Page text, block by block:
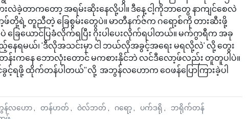
ခဲ့တာကတော့ အရမ်းဆိုးနေလို့ပါ။ ဒီနေ့ ငါ့ကိုဘာတွေ နာကျင်စေလဲ
ဖ်တို့ရဲ့ တူညီတဲ့ ခြေစွမ်းတွေပဲ။ မာတီနက်ဇ်က ဂရော့စ်ကို တားဆီးဖို့
ပဲ ခြေယောင်ပြခံလိုက်ရပြီး ဂိုးပါပေးလိုက်ရပါတယ်။ မက်ဂွာရီက အခု
ရမယ်၊ 'ဒီလိုအသင်းမှာ ငါ ဘယ်လိုအခွင့်အရေး မရလို့လဲ' လို့ တွေး
းကနေ ဘောလုံးတောင် မကစားနိုင်ဘဲ လင်ဒီလော့ဖ်လည်း တူတူပါပဲ။
င့်ရဖို့ ထိုက်တန်ပါတယ်"လို့ အဘွန်လဟောက ဝေဖန်ပြောကြားခဲ့ပါ
လဟော တန်ဟတ် ဝဲလ်ဘတ် ဂရော့ ပက်ဒရို
ဘရိုက်တန်